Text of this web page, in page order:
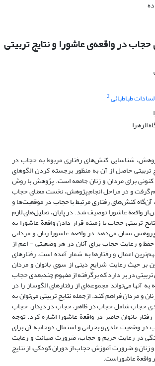
در واقعه‌ی عاشورا و نتایج تربیتی
طباطبائی2
الزهرا
شناسایی کنش‌های رفتاری مربوط به حجاب در
تربیتی حاصل از آن به منظور برجسته کردن الگوهای
برای مردان و زنان جامعه است. پژوهش با روش
گرفت و در مراحل انجام پژوهش، نخست معنای حجاب
کنش‌های رفتاری مرتبط با حجاب در موقعیت‌ها و
واقعة عاشورا توصیف شد. در پایان، تحلیل‌های لازم
تربیتی حجاب با زمینه قرار دادن واقعة عاشورا به
نشان می‌دهد در واقعة عاشورا زنان و مردانی
و رعایت حجاب برای آنان در هر وضعیتی - اعم از
اعمال و رفتارها به شمار آمده است. رفتارهای
بر حیث رعایت شرایع دینی از سوی بانوان و مردان
تربیتی در بر دارد که برگرفته از مفهوم چندبعدی حجاب
آنها می‌تواند مجموعه‌ای از رفتارهای الگوساز را در
و مردان فراهم کند. ازجمله نتایج تربیتی می‌توان به
حجاب شامل حجاب در ظاهر، حجاب در دیدار، حجاب
بانوان حاضر در واقعة عاشورا اشاره کرد. توجه
وضعیت عادی و بحرانی و اشتمال دوجانبة آن برای
در رعایت حریم و حجاب، ضرورت صیانت و رعایت
و ضرورت آموزش حجاب از دوران کودکی، از نتایج
واقعة عاشوراست.